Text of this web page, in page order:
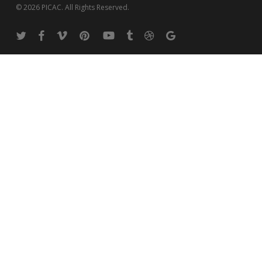
© 2026 PICAC. All Rights Reserved.
twitter facebook
vimeo pinterestyoutubetumblrdribbblegoogle-